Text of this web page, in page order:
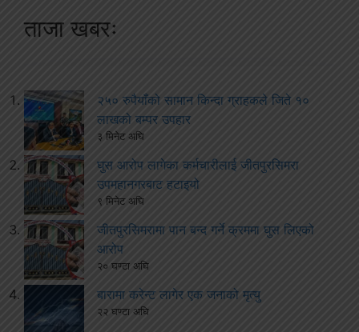
ताजा खबरः
२५० रुपैयाँको सामान किन्दा ग्राहकले जिते १०
लाखको बम्पर उपहार
३ मिनेट अघि
घुस आरोप लागेका कर्मचारीलाई जीतपुरसिमरा
उपमहानगरबाट हटाइयो
९ मिनेट अघि
जीतपुरसिमरामा पान बन्द गर्ने क्रममा घुस लिएको
आरोप
२० घण्टा अघि
बारामा करेन्ट लागेर एक जनाको मृत्यु
२२ घण्टा अघि